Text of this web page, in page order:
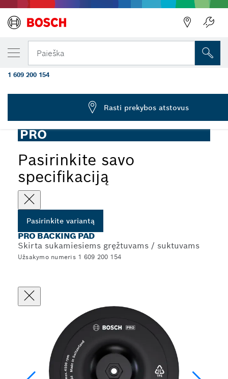
Paieška
PRO
Pasirinkite savo
specifikaciją
Pasirinkite variantą
PRO BACKING PAD
Skirta sukamiesiems gręžtuvams / suktuvams
Užsakymo numeris 1 609 200 154
JŪSŲ PASIRINKTAS VARIANTAS
„PRO Backing Pad” 125 x 8 mm, kabliukas
kilpelė
1 609 200 154
Rasti prekybos atstovus